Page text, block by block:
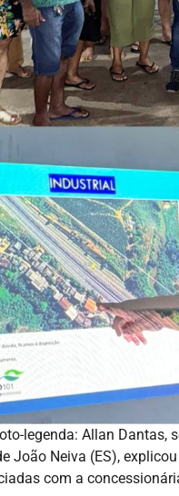
legenda: Allan Dantas,
João Neiva (ES),
com a